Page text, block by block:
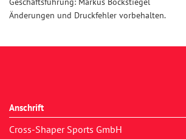
Änderungen und Druckfehler vorbehalten.
Anschrift
Cross-Shaper Sports GmbH